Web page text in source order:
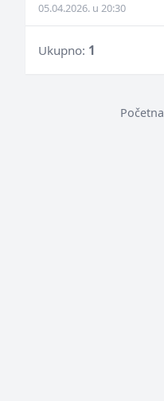
05.04.2026. u 20:30
Ukupno: 1
Početna